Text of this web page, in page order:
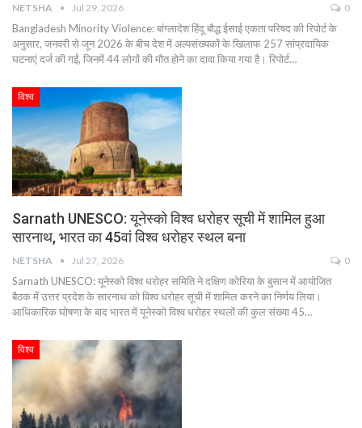
NETSHA Jul 29, 2026 0
Bangladesh Minority Violence: बांग्लादेश हिंदू बौद्ध ईसाई एकता परिषद की रिपोर्ट के
अनुसार, जनवरी से जून 2026 के बीच देश में अल्पसंख्यकों के खिलाफ 257 सांप्रदायिक
घटनाएं दर्ज की गईं, जिनमें 44 लोगों की मौत होने का दावा किया गया है। रिपोर्ट…
विश्व
Sarnath UNESCO: यूनेस्को विश्व धरोहर सूची में शामिल हुआ
सारनाथ, भारत का 45वां विश्व धरोहर स्थल बना
NETSHA Jul 27, 2026 0
Sarnath UNESCO: यूनेस्को विश्व धरोहर समिति ने दक्षिण कोरिया के बुसान में आयोजित
बैठक में उत्तर प्रदेश के सारनाथ को विश्व धरोहर सूची में शामिल करने का निर्णय लिया।
आधिकारिक घोषणा के बाद भारत में यूनेस्को विश्व धरोहर स्थलों की कुल संख्या 45…
विश्व